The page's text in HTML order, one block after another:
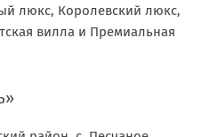
люкс, Королевский люкс,
вилла и Премиальная